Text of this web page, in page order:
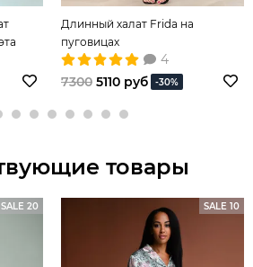
Длинный халат Frida на
пуговицах
4
7300 5110 руб -30%
товары
SALE 20 SALE 10